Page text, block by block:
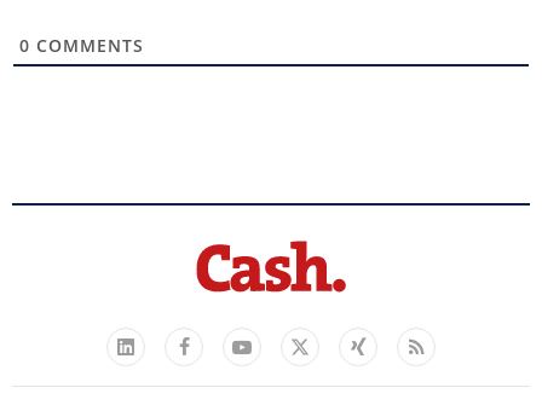
0 COMMENTS
LinkedIn
FacebookYouTube
X
Xing Feed